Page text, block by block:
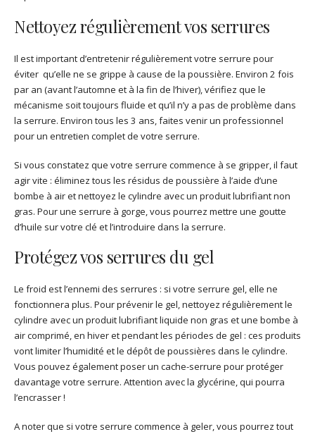
Nettoyez régulièrement vos serrures
Il est important d’entretenir régulièrement votre serrure pour
éviter qu’elle ne se grippe à cause de la poussière. Environ 2 fois
par an (avant l’automne et à la fin de l’hiver), vérifiez que le
mécanisme soit toujours fluide et qu’il n’y a pas de problème dans
la serrure. Environ tous les 3 ans, faites venir un professionnel
pour un entretien complet de votre serrure.
Si vous constatez que votre serrure commence à se gripper, il faut
agir vite : éliminez tous les résidus de poussière à l’aide d’une
bombe à air et nettoyez le cylindre avec un produit lubrifiant non
gras. Pour une serrure à gorge, vous pourrez mettre une goutte
d’huile sur votre clé et l’introduire dans la serrure.
Protégez vos serrures du gel
Le froid est l’ennemi des serrures : si votre serrure gel, elle ne
fonctionnera plus. Pour prévenir le gel, nettoyez régulièrement le
cylindre avec un produit lubrifiant liquide non gras et une bombe à
air comprimé, en hiver et pendant les périodes de gel : ces produits
vont limiter l’humidité et le dépôt de poussières dans le cylindre.
Vous pouvez également poser un cache-serrure pour protéger
davantage votre serrure. Attention avec la glycérine, qui pourra
l’encrasser !
A noter que si votre serrure commence à geler, vous pourrez tout